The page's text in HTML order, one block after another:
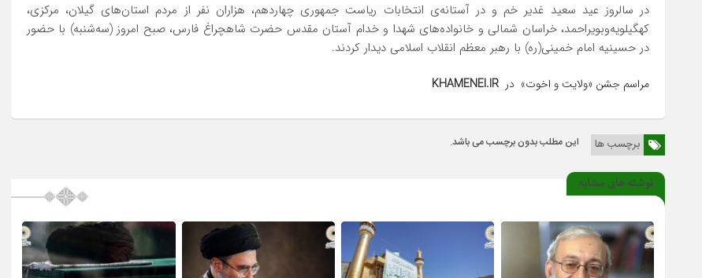
در سالروز عید سعید غدیر خم و در آستانه‌ی انتخابات ریاست جمهوری چهاردهم، هزاران نفر از مردم استان‌های گیلان، مرکزی،
کهگیلویه‌وبویراحمد، خراسان شمالی و خانواده‌های شهدا و خدام آستان مقدس حضرت شاهچراغ فارس، صبح امروز (سه‌شنبه) با حضور
در حسینیه امام خمینی(ره) با رهبر معظم انقلاب اسلامی دیدار کردند‌.
مراسم جشن «ولایت و اخوت» در KHAMENEI.IR
برچسب ها این مطلب بدون برچسب می باشد.
نوشته های مشابه